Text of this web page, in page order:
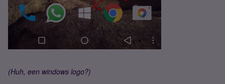
(Huh, een windows logo?)